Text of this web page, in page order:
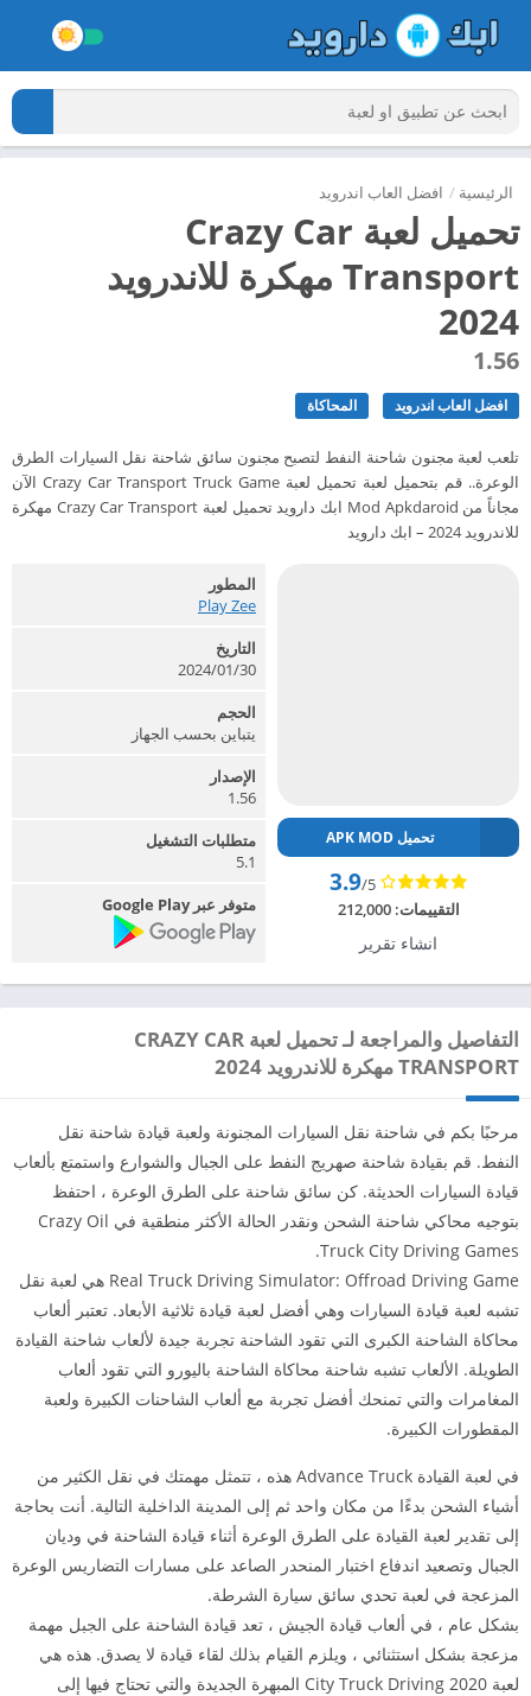
الرئيسية / افضل العاب اندرويد
تحميل لعبة Crazy Car
Transport مهكرة للاندرويد
2024
1.56
افضل العاب اندرويد المحاكاة
تلعب لعبة مجنون شاحنة النفط لتصبح مجنون سائق شاحنة نقل السيارات الطرق
الوعرة.. قم بتحميل لعبة تحميل لعبة Crazy Car Transport Truck Game الآن
مجاناً من Mod Apkdaroid ابك دارويد تحميل لعبة Crazy Car Transport مهكرة
للاندرويد 2024 – ابك دارويد
تحميل APK MOD
3.9/5
التقييمات:212,000
انشاء تقرير
المطور
Play Zee‏
التاريخ
2024/01/30
الحجم
يتباين بحسب الجهاز
الإصدار
1.56
متطلبات التشغيل
5.1
متوفر عبر Google Play
التفاصيل والمراجعة لـ تحميل لعبة CRAZY CAR
TRANSPORT مهكرة للاندرويد 2024
مرحبًا بكم في شاحنة نقل السيارات المجنونة ولعبة قيادة شاحنة نقل
النفط. قم بقيادة شاحنة صهريج النفط على الجبال والشوارع واستمتع بألعاب
قيادة السيارات الحديثة. كن سائق شاحنة على الطرق الوعرة ، احتفظ
بتوجيه محاكي شاحنة الشحن ونقدر الحالة الأكثر منطقية في Crazy Oil
Truck City Driving Games.
Real Truck Driving Simulator: Offroad Driving Game هي لعبة نقل
تشبه لعبة قيادة السيارات وهي أفضل لعبة قيادة ثلاثية الأبعاد. تعتبر ألعاب
محاكاة الشاحنة الكبرى التي تقود الشاحنة تجربة جيدة لألعاب شاحنة القيادة
الطويلة. الألعاب تشبه شاحنة محاكاة الشاحنة باليورو التي تقود ألعاب
المغامرات والتي تمنحك أفضل تجربة مع ألعاب الشاحنات الكبيرة ولعبة
المقطورات الكبيرة.
في لعبة القيادة Advance Truck هذه ، تتمثل مهمتك في نقل الكثير من
أشياء الشحن بدءًا من مكان واحد ثم إلى المدينة الداخلية التالية. أنت بحاجة
إلى تقدير لعبة القيادة على الطرق الوعرة أثناء قيادة الشاحنة في وديان
الجبال وتصعيد اندفاع اختبار المنحدر الصاعد على مسارات التضاريس الوعرة
المزعجة في لعبة تحدي سائق سيارة الشرطة.
بشكل عام ، في ألعاب قيادة الجيش ، تعد قيادة الشاحنة على الجبل مهمة
مزعجة بشكل استثنائي ، ويلزم القيام بذلك لقاء قيادة لا يصدق. هذه هي
لعبة City Truck Driving 2020 المبهرة الجديدة والتي تحتاج فيها إلى